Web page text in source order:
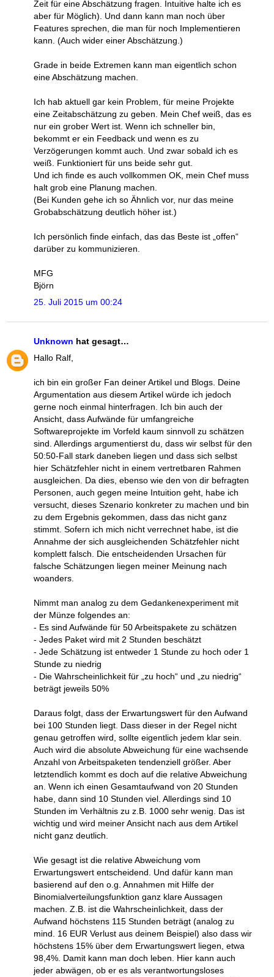
Zeit für eine Abschätzung fragen. Intuitive halte ich es
aber für Möglich). Und dann kann man noch über
Features sprechen, die man für noch Implementieren
kann. (Auch wider einer Abschätzung.)
Grade in beide Extremen kann man eigentlich schon
eine Abschätzung machen.
Ich hab aktuell gar kein Problem, für meine Projekte
eine Zeitabschätzung zu geben. Mein Chef weiß, das es
nur ein grober Wert ist. Wenn ich schneller bin,
bekommt er ein Feedback und wenn es zu
Verzögerungen kommt auch. Und zwar sobald ich es
weiß. Funktioniert für uns beide sehr gut.
Und ich finde es auch vollkommen OK, mein Chef muss
halt grob eine Planung machen.
(Bei Kunden gehe ich so Ähnlich vor, nur das meine
Grobabschätzung deutlich höher ist.)
Ich persönlich finde einfach, das das Beste ist „offen“
darüber zu kommunizieren.
MFG
Björn
25. Juli 2015 um 00:24
Unknown hat gesagt…
Hallo Ralf,
ich bin ein großer Fan deiner Artikel und Blogs. Deine
Argumentation aus diesem Artikel würde ich jedoch
gerne noch einmal hinterfragen. Ich bin auch der
Ansicht, dass Aufwände für umfangreiche
Softwareprojekte im Vorfeld kaum sinnvoll zu schätzen
sind. Allerdings argumentierst du, dass wir selbst für den
50:50-Fall stark daneben liegen und dass sich selbst
hier Schätzfehler nicht in einem vertretbaren Rahmen
ausgleichen. Da dies, ebenso wie den von dir befragten
Personen, auch gegen meine Intuition geht, habe ich
versucht, dieses Szenario konkreter zu machen und bin
zu dem Ergebnis gekommen, dass das nicht ganz
stimmt. Sofern ich mich nicht verrechnet habe, ist die
Annahme der sich ausgleichenden Schätzfehler nicht
komplett falsch. Die entscheidenden Ursachen für
falsche Schätzungen liegen meiner Meinung nach
woanders.
Nimmt man analog zu dem Gedankenexperiment mit
der Münze folgendes an:
- Es sind Aufwände für 50 Arbeitspakete zu schätzen
- Jedes Paket wird mit 2 Stunden beschätzt
- Jede Schätzung ist entweder 1 Stunde zu hoch oder 1
Stunde zu niedrig
- Die Wahrscheinlichkeit für „zu hoch“ und „zu niedrig“
beträgt jeweils 50%
Daraus folgt, dass der Erwartungswert für den Aufwand
bei 100 Stunden liegt. Dass dieser in der Regel nicht
genau getroffen wird, sollte eigentlich jedem klar sein.
Auch wird die absolute Abweichung für eine wachsende
Anzahl von Arbeitspaketen tendenziell größer. Aber
letztendlich kommt es doch auf die relative Abweichung
an. Wenn ich einen Gesamtaufwand von 20 Stunden
habe, dann sind 10 Stunden viel. Allerdings sind 10
Stunden im Verhältnis zu z.B. 1000 sehr wenig. Das ist
wichtig und wird meiner Ansicht nach aus dem Artikel
nicht ganz deutlich.
Wie gesagt ist die relative Abweichung vom
Erwartungswert entscheidend. Und dafür kann man
basierend auf den o.g. Annahmen mit Hilfe der
Binomialverteilungsfunktion ganz klare Aussagen
machen. Z.B. ist die Wahrscheinlichkeit, dass der
Aufwand höchstens 115 Stunden beträgt (analog zu
mind. 16 EUR Verlust aus deinem Beispiel) also dass wir
höchstens 15% über dem Erwartungswert liegen, etwa
98,4%. Damit kann man doch leben. Hier kann auch
jeder abwägen, ob er es als verantwortungsloses